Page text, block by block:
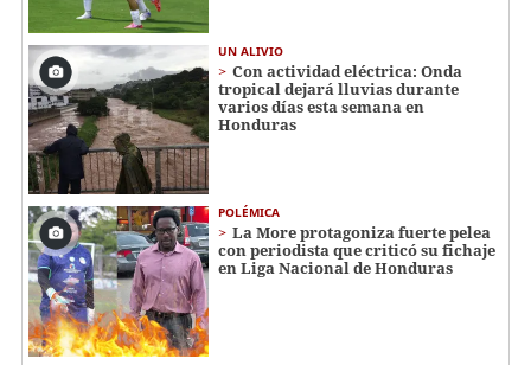
UN ALIVIO
Con actividad eléctrica: Onda
tropical dejará lluvias durante
varios días esta semana en
Honduras
POLÉMICA
La More protagoniza fuerte pelea
con periodista que criticó su fichaje
en Liga Nacional de Honduras